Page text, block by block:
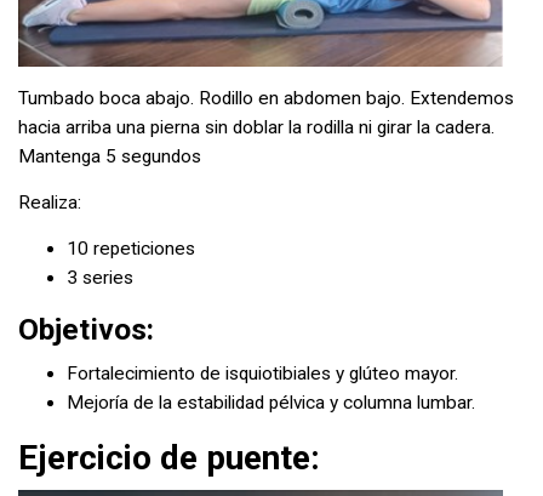
Tumbado boca abajo. Rodillo en abdomen bajo. Extendemos
hacia arriba una pierna sin doblar la rodilla ni girar la cadera.
Mantenga 5 segundos
Realiza:
10 repeticiones
3 series
Objetivos:
Fortalecimiento de isquiotibiales y glúteo mayor.
Mejoría de la estabilidad pélvica y columna lumbar.
Ejercicio de puente: